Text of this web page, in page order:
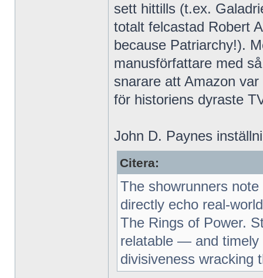
sett hittills (t.ex.
totalt felcastad Robert
because Patriarchy!).
manusförfattare med
snarare att Amazon
för historiens dyraste
John D. Paynes
Citera:
The showrunners
directly echo real-
The Rings of Power.
relatable — and
divisiveness wracking